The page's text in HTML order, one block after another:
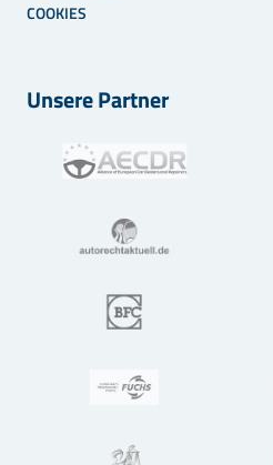
COOKIES
Unsere Partner